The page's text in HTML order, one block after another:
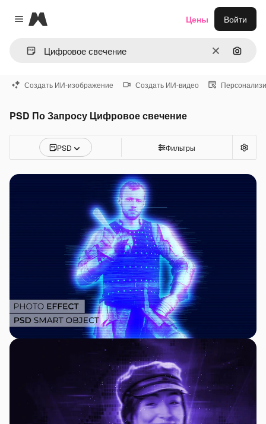
Close menu
Magnific
ОчиститьПоиск
Цены Войти
Создать ИИ-изображение Создать ИИ-видео
PSD По Запросу Цифровое свечение
PSD Фильтры